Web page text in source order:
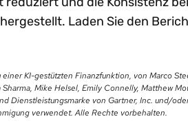
Laden Sie den
KI-gestützten Finanzfunktion, von Marco
Mike Helsel, Emily Connelly, Matthew
Dienstleistungsmarke von Gartner, Inc. und/
verwendet. Alle Rechte vorbehalten.